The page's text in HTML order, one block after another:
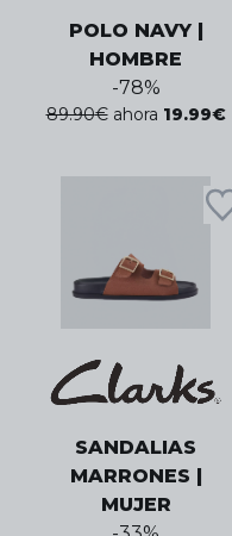
POLO NAVY |
HOMBRE
-78%
89.90€ ahora 19.99€
SANDALIAS
MARRONES |
MUJER